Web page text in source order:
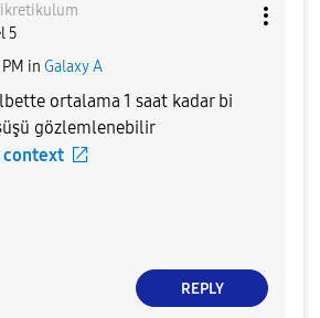
kulum
5
in Galaxy A
ortalama 1 saat kadar bi
gözlemlenebilir
context
REPLY